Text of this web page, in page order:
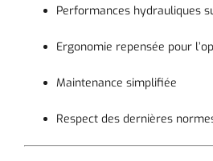
Performances hydrauliques
Ergonomie repensée pour
Maintenance simplifiée
Respect des dernières